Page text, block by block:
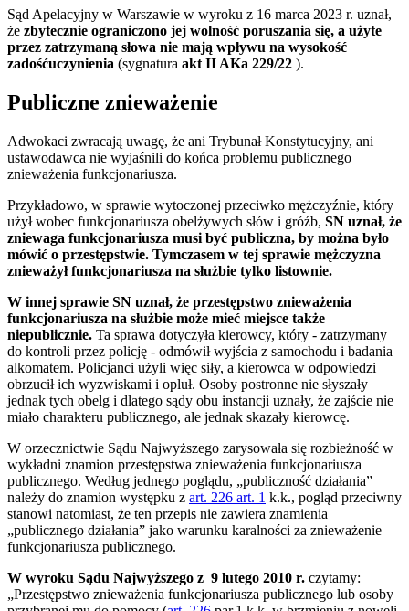
Sąd Apelacyjny w Warszawie w wyroku z 16 marca 2023 r. uznał,
że zbytecznie ograniczono jej wolność poruszania się, a użyte
przez zatrzymaną słowa nie mają wpływu na wysokość
zadośćuczynienia (sygnatura akt II AKa 229/22 ).
Publiczne znieważenie
Adwokaci zwracają uwagę, że ani Trybunał Konstytucyjny, ani
ustawodawca nie wyjaśnili do końca problemu publicznego
znieważenia funkcjonariusza.
Przykładowo, w sprawie wytoczonej przeciwko mężczyźnie, który
użył wobec funkcjonariusza obelżywych słów i gróźb, SN uznał, że
zniewaga funkcjonariusza musi być publiczna, by można było
mówić o przestępstwie. Tymczasem w tej sprawie mężczyzna
znieważył funkcjonariusza na służbie tylko listownie.
W innej sprawie SN uznał, że przestępstwo znieważenia
funkcjonariusza na służbie może mieć miejsce także
niepublicznie. Ta sprawa dotyczyła kierowcy, który - zatrzymany
do kontroli przez policję - odmówił wyjścia z samochodu i badania
alkomatem. Policjanci użyli więc siły, a kierowca w odpowiedzi
obrzucił ich wyzwiskami i opluł. Osoby postronne nie słyszały
jednak tych obelg i dlatego sądy obu instancji uznały, że zajście nie
miało charakteru publicznego, ale jednak skazały kierowcę.
W orzecznictwie Sądu Najwyższego zarysowała się rozbieżność w
wykładni znamion przestępstwa znieważenia funkcjonariusza
publicznego. Według jednego poglądu, „publiczność działania”
należy do znamion występku z art. 226 art. 1 k.k., pogląd przeciwny
stanowi natomiast, że ten przepis nie zawiera znamienia
„publicznego działania” jako warunku karalności za znieważenie
funkcjonariusza publicznego.
W wyroku Sądu Najwyższego z 9 lutego 2010 r. czytamy:
„Przestępstwo znieważenia funkcjonariusza publicznego lub osoby